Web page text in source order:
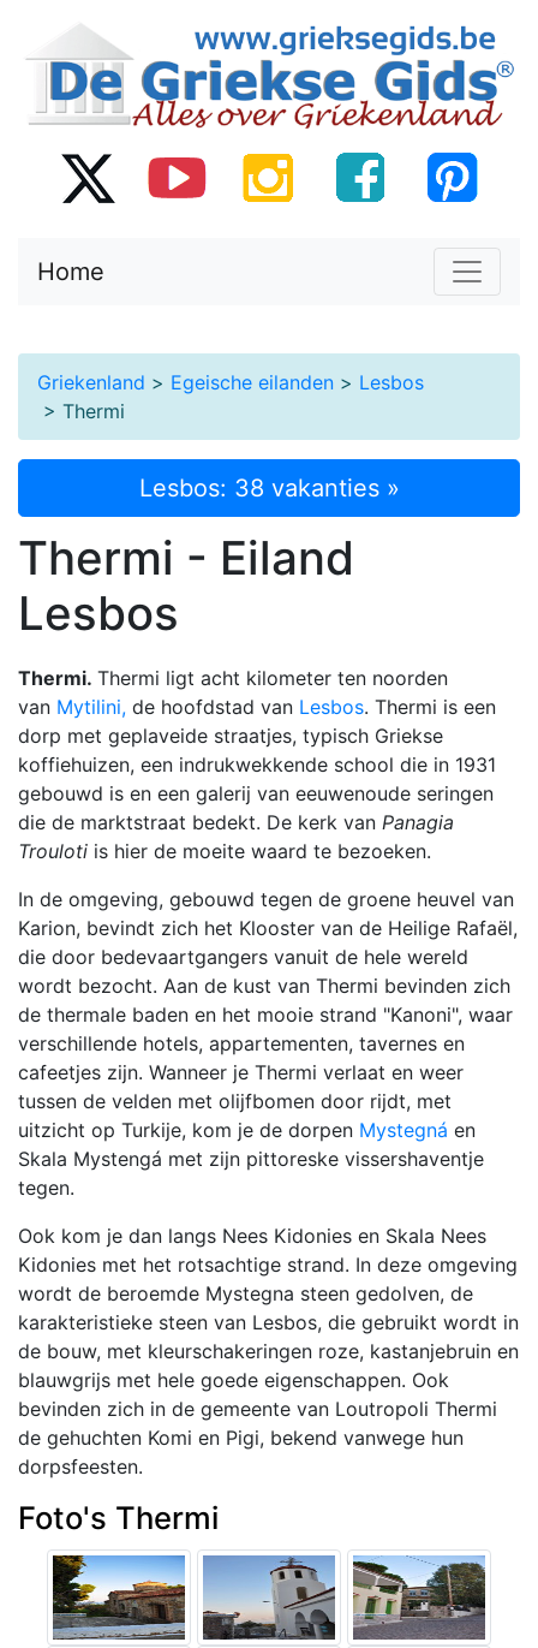
Home
Griekenland > Egeische eilanden > Lesbos
> Thermi
Lesbos: 38 vakanties »
Thermi - Eiland
Lesbos
Thermi. Thermi ligt acht kilometer ten noorden
van Mytilini, de hoofdstad van Lesbos. Thermi is een
dorp met geplaveide straatjes, typisch Griekse
koffiehuizen, een indrukwekkende school die in 1931
gebouwd is en een galerij van eeuwenoude seringen
die de marktstraat bedekt. De kerk van Panagia
Trouloti is hier de moeite waard te bezoeken.
In de omgeving, gebouwd tegen de groene heuvel van
Karion, bevindt zich het Klooster van de Heilige Rafaël,
die door bedevaartgangers vanuit de hele wereld
wordt bezocht. Aan de kust van Thermi bevinden zich
de thermale baden en het mooie strand "Kanoni", waar
verschillende hotels, appartementen, tavernes en
cafeetjes zijn. Wanneer je Thermi verlaat en weer
tussen de velden met olijfbomen door rijdt, met
uitzicht op Turkije, kom je de dorpen Mystegná en
Skala Mystengá met zijn pittoreske vissershaventje
tegen.
Ook kom je dan langs Nees Kidonies en Skala Nees
Kidonies met het rotsachtige strand. In deze omgeving
wordt de beroemde Mystegna steen gedolven, de
karakteristieke steen van Lesbos, die gebruikt wordt in
de bouw, met kleurschakeringen roze, kastanjebruin en
blauwgrijs met hele goede eigenschappen. Ook
bevinden zich in de gemeente van Loutropoli Thermi
de gehuchten Komi en Pigi, bekend vanwege hun
dorpsfeesten.
Foto's Thermi